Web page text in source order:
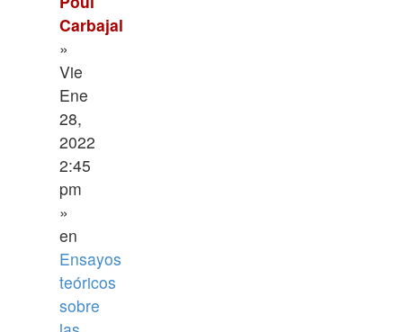
Carbajal
»
Vie
Ene
28,
2022
2:45
pm
»
en
Ensayos
teóricos
sobre